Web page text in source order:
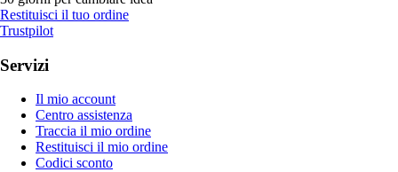
Restituisci il tuo ordine
Trustpilot
Servizi
Il mio account
Centro assistenza
Traccia il mio ordine
Restituisci il mio ordine
Codici sconto